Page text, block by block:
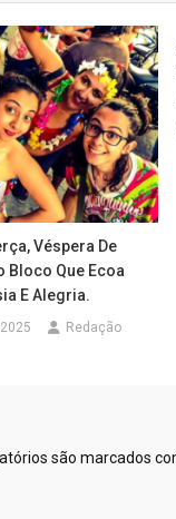
Véspera De
Bloco Que Ecoa
E Alegria.
Redação
são marcados